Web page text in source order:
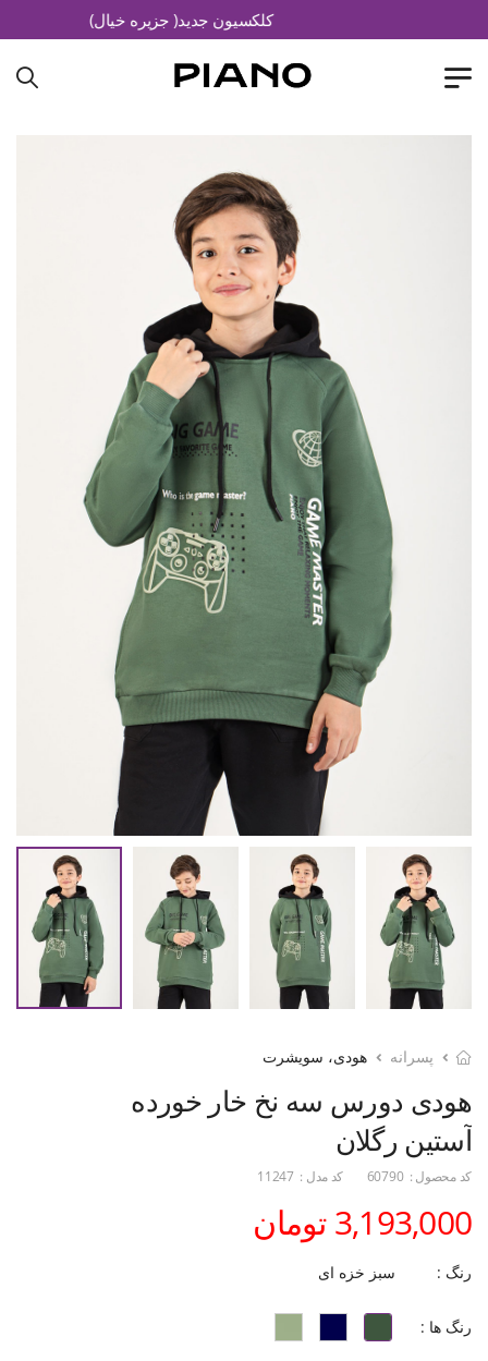
کلکسیون جدید( جزیره خیال)
پسرانه هودی، سویشرت
هودی دورس سه نخ خار خورده
آستین رگلان
کد محصول : 60790 کد مدل : 11247
3,193,000 تومان
رنگ : سبز خزه ای
رنگ ها :